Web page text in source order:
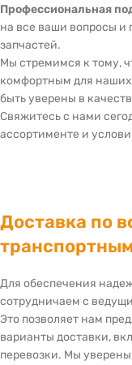
Профессиональная
на все ваши вопросы
запчастей.
Мы стремимся к тому,
комфортным для
быть уверены в
Свяжитесь с нами
ассортименте и
Доставка по
Для обеспечения
сотрудничаем с
Это позволяет нам
варианты доставки,
перевозки. Мы